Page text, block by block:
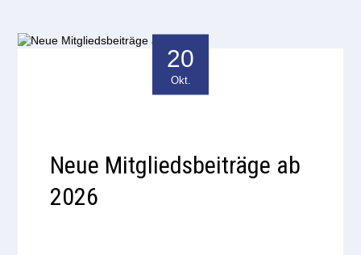
20
Okt.
Neue Mitgliedsbeiträge ab
2026